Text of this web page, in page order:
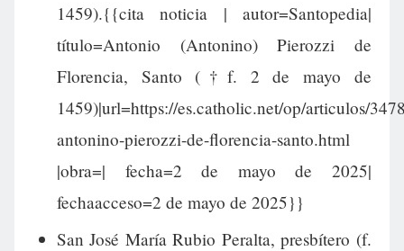
1459).{{cita noticia | autor=Santopedia|
título=Antonio (Antonino) Pierozzi de
Florencia, Santo (†f. 2 de mayo de
1459)|url=https://es.catholic.net/op/articulos/
antonino-pierozzi-de-florencia-santo.html
|obra=| fecha=2 de mayo de 2025|
fechaacceso=2 de mayo de 2025}}
San José María Rubio Peralta, presbítero (f.